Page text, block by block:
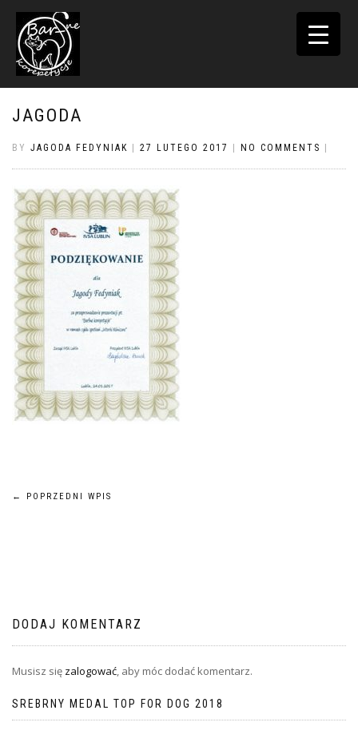
TOGGLE
JAGODA
BY JAGODA FEDYNIAK 27 LUTEGO 2017 NO COMMENTS
Nawigacja
← POPRZEDNI WPIS
DODAJ KOMENTARZ
Musisz się zalogować, aby móc dodać komentarz.
SREBRNY MEDAL TOP FOR DOG 2018